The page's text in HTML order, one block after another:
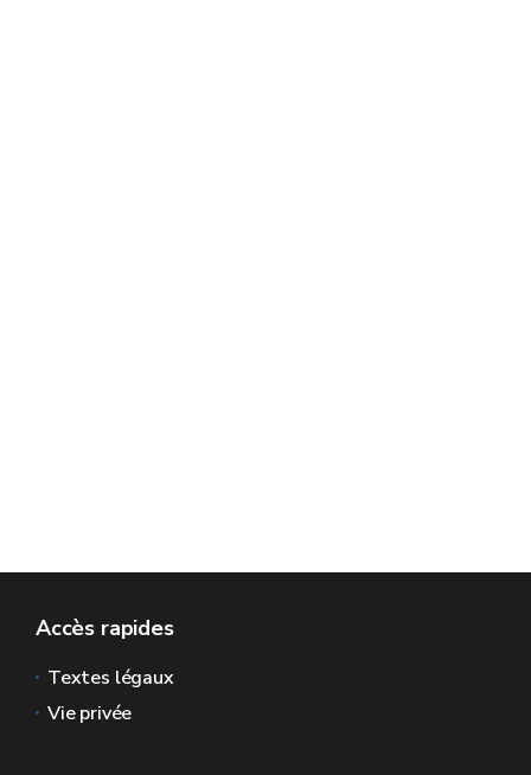
Accès rapides
Textes légaux
Vie privée